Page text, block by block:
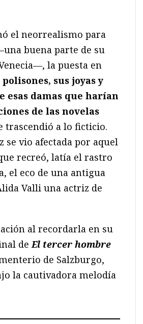
el neorrealismo para
buena parte de su
la puesta en
sus joyas y
esas damas que harían
de las novelas
trascendió a lo ficticio.
vio afectada por aquel
recreó, latía el rastro
el eco de una antigua
Valli una actriz de
al recordarla en su
de El tercer hombre
de Salzburgo,
la cautivadora melodía